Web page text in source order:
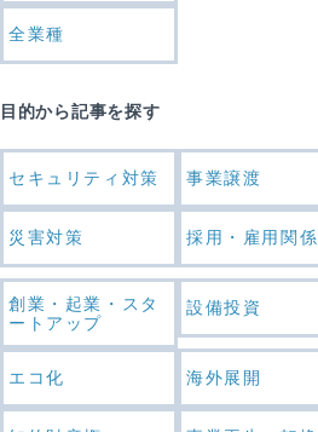
全業種
目的から記事を探す
セキュリティ対策 事業譲渡
災害対策 採用・雇用関係
創業・起業・スタ
ートアップ
設備投資
エコ化 海外展開